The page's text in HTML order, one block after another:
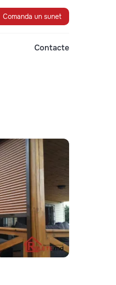
Comanda un sunet
Contacte